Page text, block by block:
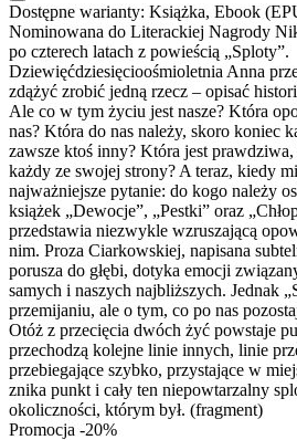
Dostępne warianty: Książka, Ebook
Nominowana do Literackiej Nagrody
po czterech latach z powieścią „Sploty”.
Dziewięćdziesięcioośmioletnia Anna
zdążyć zrobić jedną rzecz – opisać
Ale co w tym życiu jest nasze? Która
nas? Która do nas należy, skoro koniec
zawsze ktoś inny? Która jest
każdy ze swojej strony? A teraz, kiedy
najważniejsze pytanie: do kogo należy
książek „Dewocje”, „Pestki” oraz
przedstawia niezwykle wzruszającą
nim. Proza Ciarkowskiej, napisana
porusza do głębi, dotyka emocji
samych i naszych najbliższych. Jednak
przemijaniu, ale o tym, co po nas
Otóż z przecięcia dwóch żyć powstaje
przechodzą kolejne linie innych, linie
przebiegające szybko, przystające w
znika punkt i cały ten niepowtarzalny
okoliczności, którym był. (fragment)
Promocja -20%